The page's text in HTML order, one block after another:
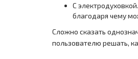
С
благодаря чему
Сложно сказать
пользователю решать,